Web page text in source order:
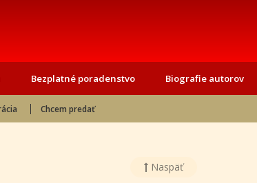
Bezplatné poradenstvo Biografie autorov
Chcem predať
Naspäť